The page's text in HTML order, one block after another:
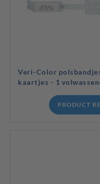
Veri-Color
kaartjes - 1
PRODUCT